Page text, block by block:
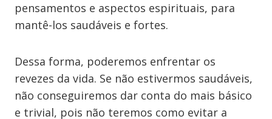
pensamentos e aspectos espirituais, para
mantê-los saudáveis e fortes.
Dessa forma, poderemos enfrentar os
revezes da vida. Se não estivermos saudáveis,
não conseguiremos dar conta do mais básico
e trivial, pois não teremos como evitar a